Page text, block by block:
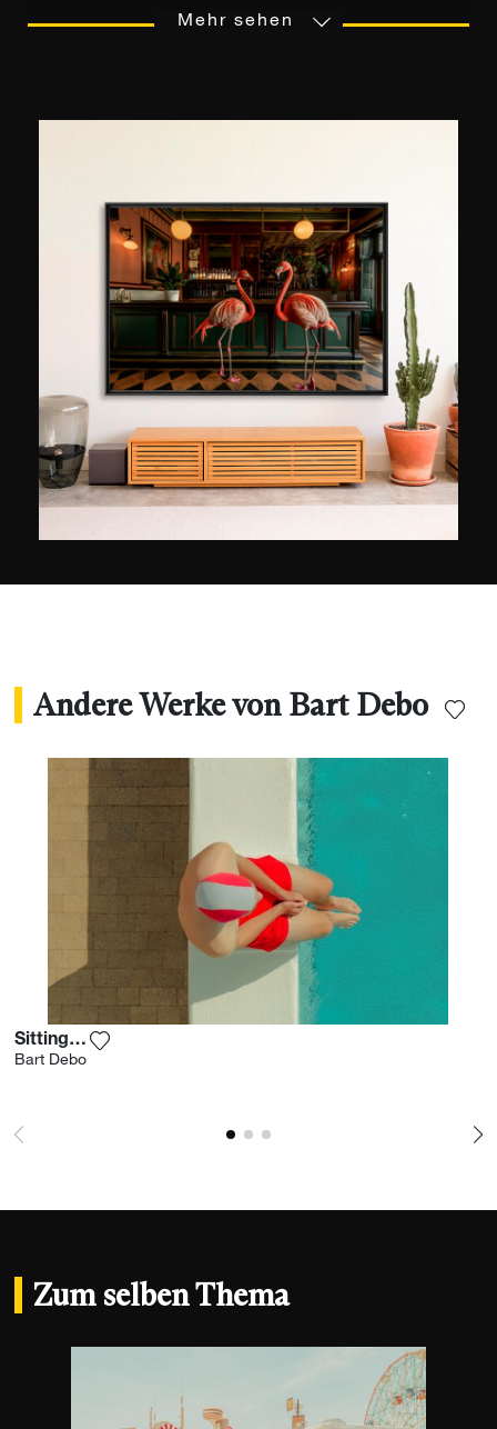
Jahren gezählt wird, kann auch Talent nicht an
Fotos von Löwen in Südafrika liegen ihm ebenso
wie die Bäume in einem Wald bei ihm in der
Nähe, dicht gedrängte Menschen in der U-Bahn
oder ungewöhnliche Situationen in
Schwimmbädern. Bei seiner Arbeit jedoch
verwendet er immer diesselbe Vorgehensweise:
Er geht von einem realen Foto aus, reichert es
mit digitalen Prozessen an, wobei er
hauptsächlich Photoshop und Lightroom nutzt,
um auf diese Weise zu einer völlig neuen
Kreation zu gelangen. Um seine Arbeitsweise zu
Mehr sehen
Andere Werke von Bart Debo
Sitting Boy
Bart Debo
Zum selben Thema